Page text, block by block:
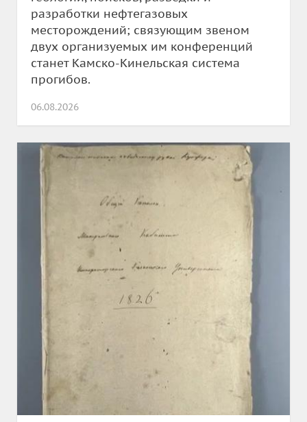
разработки нефтегазовых
месторождений; связующим звеном
двух организуемых им конференций
станет Камско-Кинельская система
прогибов.
06.08.2026